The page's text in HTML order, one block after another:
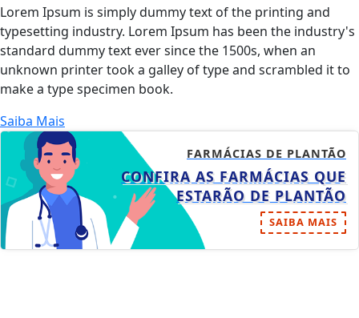
Lorem Ipsum is simply dummy text of the printing and
typesetting industry. Lorem Ipsum has been the industry's
standard dummy text ever since the 1500s, when an
unknown printer took a galley of type and scrambled it to
make a type specimen book.
Saiba Mais
FARMÁCIAS DE PLANTÃO
CONFIRA AS FARMÁCIAS QUE
ESTARÃO DE PLANTÃO
SAIBA MAIS